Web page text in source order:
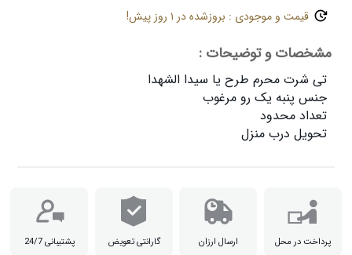
قیمت و موجودی : بروزشده در ۱ روز پیش!
مشخصات و توضیحات :
تحویل درب منزل
پرداخت در محل ارسال ارزان گارانتی تعویض پشتیبانی 24/7